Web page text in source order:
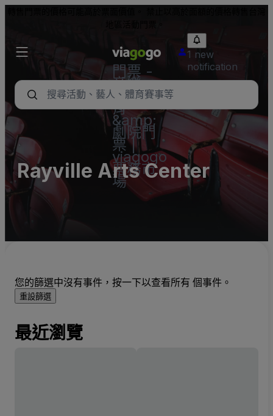
門票 -
音樂
會、體
育
&amp;
劇院門
票 |
viagogo
票務市
場
1 new
notification
Rayville Arts Center
您的篩選中沒有事件，按一下以查看所有 個事件。
重設篩選
最近瀏覽